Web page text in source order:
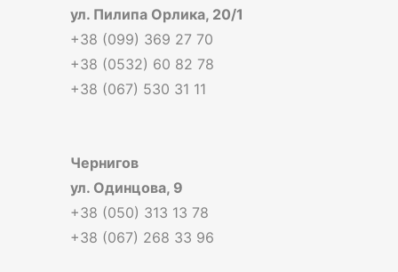
ул. Пилипа Орлика, 20/1
+38 (099) 369 27 70
+38 (0532) 60 82 78
+38 (067) 530 31 11
Чернигов
ул. Одинцова, 9
+38 (050) 313 13 78
+38 (067) 268 33 96